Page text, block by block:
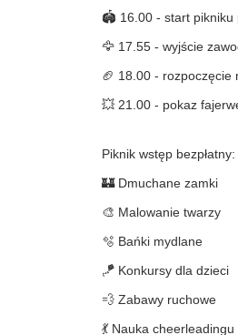
🏟️ 16.00 - start pikniku
🦅 17.55 - wyjście
🏈 18.00 - rozpoczęcie
💥 21.00 - pokaz
Piknik wstęp bezpłatny:
🏰 Dmuchane zamki
🎨 Malowanie twarzy
🫧 Bańki mydlane
🪁 Konkursy dla dzieci
💨 Zabawy ruchowe
💃 Nauka cheerleadingu